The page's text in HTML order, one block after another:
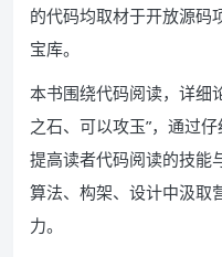
的代码均取材于开放源
宝库。
本书围绕代码阅读，详细
之石、可以攻玉”，通过
提高读者代码阅读的技能
算法、构架、设计中汲取
力。